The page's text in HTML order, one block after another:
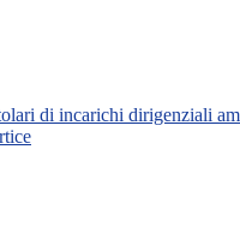
di incarichi dirigenziali